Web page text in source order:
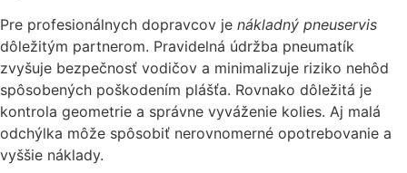
Pre profesionálnych dopravcov je nákladný pneuservis
dôležitým partnerom. Pravidelná údržba pneumatík
zvyšuje bezpečnosť vodičov a minimalizuje riziko nehôd
spôsobených poškodením plášťa. Rovnako dôležitá je
kontrola geometrie a správne vyváženie kolies. Aj malá
odchýlka môže spôsobiť nerovnomerné opotrebovanie a
vyššie náklady.